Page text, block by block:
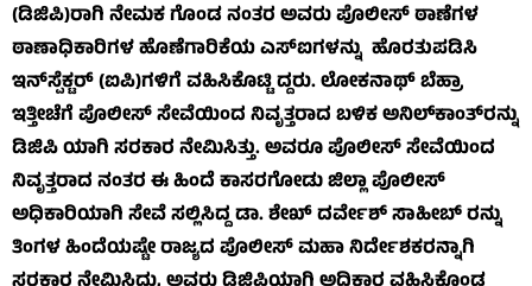
(ಡಿಜಿಪಿ)ರಾಗಿ ನೇಮಕ ಗೊಂಡ ನಂತರ ಅವರು ಪೊಲೀಸ್ ಠಾಣೆಗಳ
ಠಾಣಾಧಿಕಾರಿಗಳ ಹೊಣೆಗಾರಿಕೆಯ ಎಸ್‌ಐಗಳನ್ನು ಹೊರತುಪಡಿಸಿ
ಇನ್‌ಸ್ಪೆಕ್ಟರ್ (ಐಪಿ)ಗಳಿಗೆ ವಹಿಸಿಕೊಟ್ಟಿ ದ್ದರು. ಲೋಕನಾಥ್ ಬೆಹ್ರಾ
ಇತ್ತೀಚೆಗೆ ಪೊಲೀಸ್ ಸೇವೆಯಿಂದ ನಿವೃತ್ತರಾದ ಬಳಿಕ ಅನಿಲ್‌ಕಾಂತ್‌ರನ್ನು
ಡಿಜಿಪಿ ಯಾಗಿ ಸರಕಾರ ನೇಮಿಸಿತ್ತು. ಅವರೂ ಪೊಲೀಸ್ ಸೇವೆಯಿಂದ
ನಿವೃತ್ತರಾದ ನಂತರ ಈ ಹಿಂದೆ ಕಾಸರಗೋಡು ಜಿಲ್ಲಾ ಪೊಲೀಸ್
ಅಧಿಕಾರಿಯಾಗಿ ಸೇವೆ ಸಲ್ಲಿಸಿದ್ದ ಡಾ. ಶೇಖ್ ದರ್ವೇಶ್ ಸಾಹೀಬ್ ರನ್ನು
ತಿಂಗಳ ಹಿಂದೆಯಷ್ಟೇ ರಾಜ್ಯದ ಪೊಲೀಸ್ ಮಹಾ ನಿರ್ದೇಶಕರನ್ನಾಗಿ